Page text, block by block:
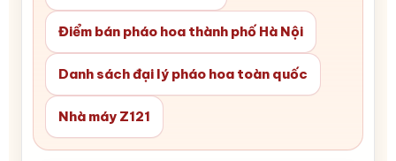
Điểm bán pháo hoa thành phố Hà Nội
Danh sách đại lý pháo hoa toàn quốc
Nhà máy Z121